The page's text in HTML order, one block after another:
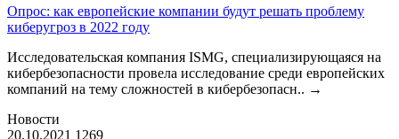
Опрос: как европейские компании будут решать проблему
киберугроз в 2022 году
Исследовательская компания ISMG, специализирующаяся на
кибербезопасности провела исследование среди европейских
компаний на тему сложностей в кибербезопасн.. →
Новости
20.10.2021 1269